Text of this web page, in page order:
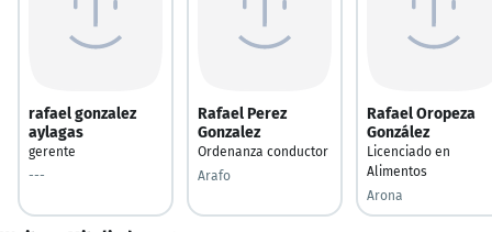
rafael gonzalez
aylagas
gerente
---
Rafael Perez
Gonzalez
Ordenanza conductor
Arafo
Rafael Oropeza
González
Licenciado en
Alimentos
Arona